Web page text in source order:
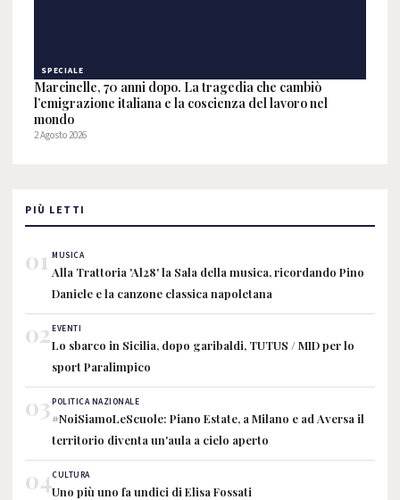
SPECIALE
Marcinelle, 70 anni dopo. La tragedia che cambiò
l’emigrazione italiana e la coscienza del lavoro nel
mondo
2 Agosto 2026
PIÙ LETTI
01 MUSICA
Alla Trattoria 'Al28' la Sala della musica, ricordando Pino
Daniele e la canzone classica napoletana
02EVENTI
Lo sbarco in Sicilia, dopo garibaldi, TUTUS / MID per lo
sport Paralimpico
03POLITICA NAZIONALE
#NoiSiamoLeScuole: Piano Estate, a Milano e ad Aversa il
territorio diventa un'aula a cielo aperto
04CULTURA
Uno più uno fa undici di Elisa Fossati